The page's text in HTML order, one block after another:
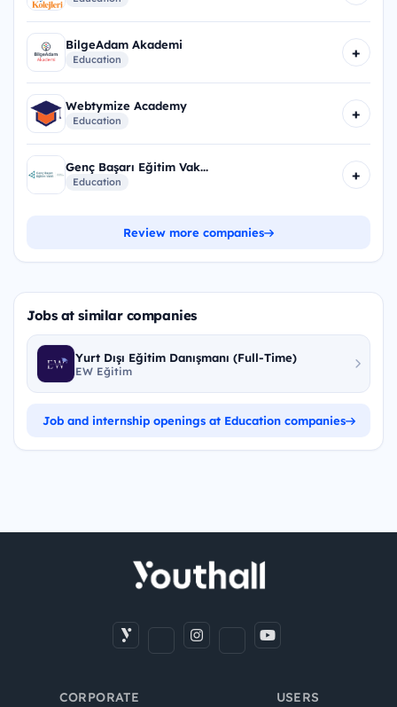
BilgeAdam Akademi
Education +
Webtymize Academy
Education +
Genç Başarı Eğitim Vak...
Education +
Review more companies
Jobs at similar companies
Yurt Dışı Eğitim Danışmanı (Full-Time)
EW Eğitim
Job and internship openings at Education companies
CORPORATE USERS